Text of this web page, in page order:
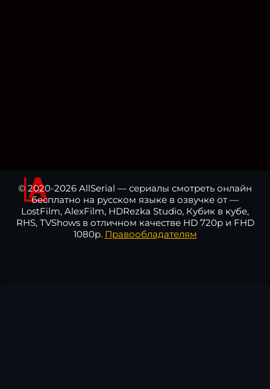
© 2020-2026 AllSerial — сериалы смотреть онлайн
бесплатно на русском языке в озвучке от —
LostFilm, AlexFilm, HDRezka Studio, Кубик в кубе,
RHS, TVShows в отличном качестве HD 720p и FHD
1080p. Правообладателям